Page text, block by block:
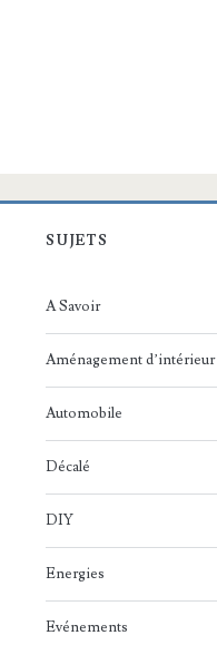
SUJETS
A Savoir
Aménagement d’intérieur
Automobile
Décalé
DIY
Energies
Evénements